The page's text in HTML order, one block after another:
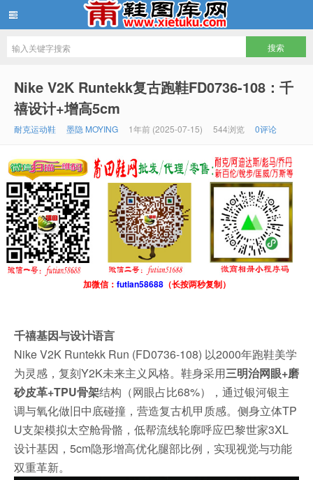
Nike V2K Runtekk复古跑鞋FD0736-108：千
禧设计+增高5cm
耐克运动鞋 墨隐 MOYING 1年前 (2025-07-15) 544浏览 0评论
加微信： futian58688（长按两秒复制）
千禧基因与设计语言
Nike V2K Runtekk Run (FD0736-108) 以2000年跑鞋美学
为灵感，复刻Y2K未来主义风格。鞋身采用三明治网眼+磨
砂皮革+TPU骨架结构（网眼占比68%），通过银河银主
调与氧化做旧中底碰撞，营造复古机甲质感。侧身立体TP
U支架模拟太空舱骨骼，低帮流线轮廓呼应巴黎世家3XL
设计基因，5cm隐形增高优化腿部比例，实现视觉与功能
双重革新。